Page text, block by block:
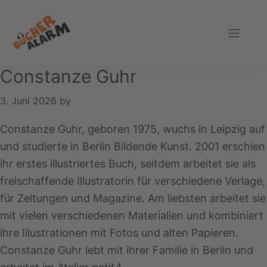
Hauptnavigation
springen
springen
Fußzeile
springen
Constanze Guhr
3. Juni 2026 by
Constanze Guhr, geboren 1975, wuchs in Leipzig auf
und studierte in Berlin Bildende Kunst. 2001 erschien
ihr erstes illustriertes Buch, seitdem arbeitet sie als
freischaffende Illustratorin für verschiedene Verlage,
für Zeitungen und Magazine. Am liebsten arbeitet sie
mit vielen verschiedenen Materialien und kombiniert
ihre Illustrationen mit Fotos und alten Papieren.
Constanze Guhr lebt mit ihrer Familie in Berlin und